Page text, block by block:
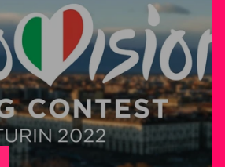
Donne Biografie Riflessioni
Life Coaching Intervista alla RADIO